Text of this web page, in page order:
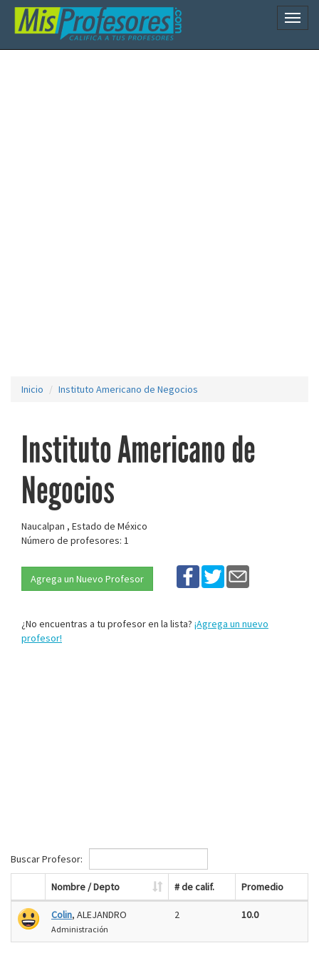
Inicio Instituto Americano de Negocios
Instituto Americano de
Negocios
Naucalpan , Estado de México
Número de profesores: 1
Agrega un Nuevo Profesor
¿No encuentras a tu profesor en la lista? ¡Agrega un nuevo
profesor!
Buscar Profesor:
Nombre / Depto # de calif. Promedio
Colin, ALEJANDRO
Administración
2 10.0